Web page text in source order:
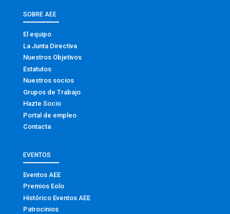
SOBRE AEE
El equipo
La Junta Directiva
Nuestros Objetivos
Estatutos
Nuestros socios
Grupos de Trabajo
Hazte Socio
Portal de empleo
Contacta
EVENTOS
Eventos AEE
Premios Eolo
Histórico Eventos AEE
Patrocinios